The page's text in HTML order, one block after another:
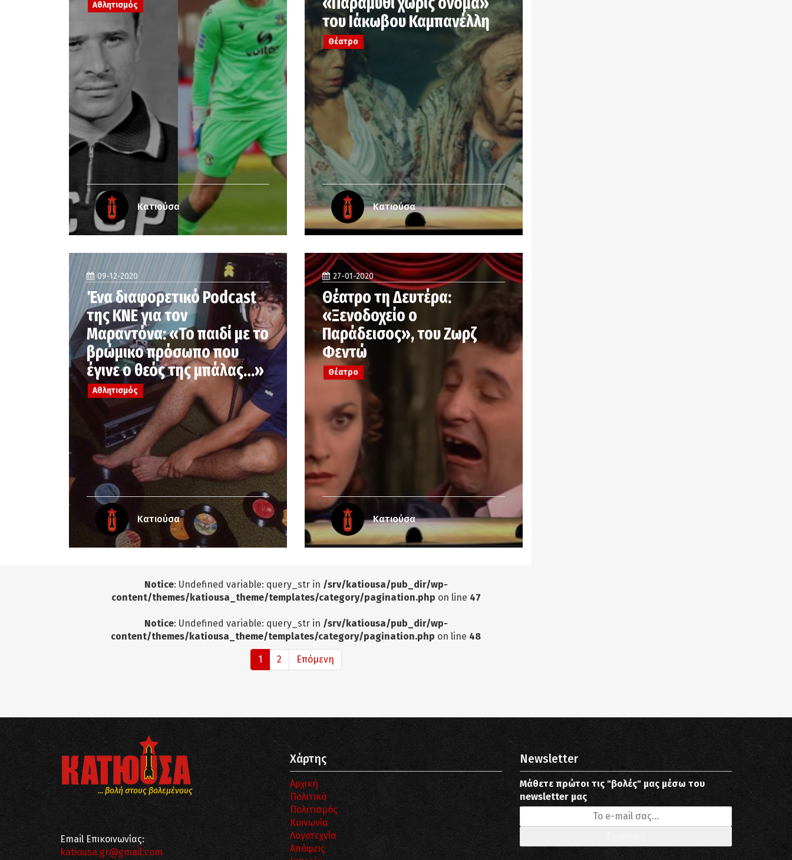
Αθλητισμός
Κατιούσα
του Ιάκωβου Καμπανέλλη
Θέατρο
Κατιούσα
09-12-2020
Ένα διαφορετικό Podcast
της ΚΝΕ για τον
Μαραντόνα: «Το παιδί με το
βρώμικο πρόσωπο που
έγινε ο θεός της μπάλας…»
Αθλητισμός
Κατιούσα
27-01-2020
Θέατρο τη Δευτέρα:
«Ξενοδοχείο ο
Παράδεισος», του Ζωρζ
Φεντώ
Θέατρο
Κατιούσα
Notice: Undefined variable: query_str in /srv/katiousa/pub_dir/wp-
content/themes/katiousa_theme/templates/category/pagination.php on line 47
Notice: Undefined variable: query_str in /srv/katiousa/pub_dir/wp-
content/themes/katiousa_theme/templates/category/pagination.php on line 48
1 2 Επόμενη
... βολή στους βολεμένους
Email Επικοινωνίας:
katiousa.gr@gmail.com
Χάρτης
Αρχική
Πολιτικά
Πολιτισμός
Κοινωνία
Λογοτεχνία
Απόψεις
Newsletter
Μάθετε πρώτοι τις "βολές" μας μέσω του
newsletter μας